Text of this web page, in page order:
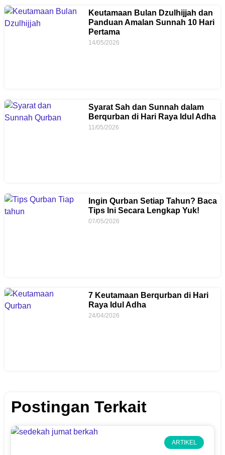
Keutamaan Bulan Dzulhijjah dan
Panduan Amalan Sunnah 10 Hari
Pertama
14/05/2026
Syarat Sah dan Sunnah dalam
Berqurban di Hari Raya Idul Adha
11/05/2026
Ingin Qurban Setiap Tahun? Baca
Tips Ini Secara Lengkap Yuk!
07/05/2026
7 Keutamaan Berqurban di Hari
Raya Idul Adha
24/04/2026
Postingan Terkait
ARTIKEL